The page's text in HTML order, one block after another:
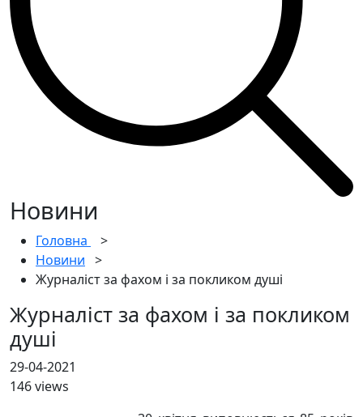
Новини
Головна
>
Новини >
Журналіст за фахом і за покликом душі
Журналіст за фахом і за покликом
душі
29-04-2021
146 views